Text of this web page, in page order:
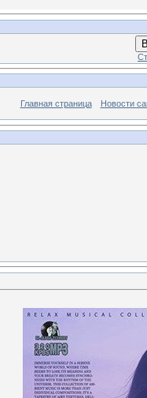
Главная страница Новости